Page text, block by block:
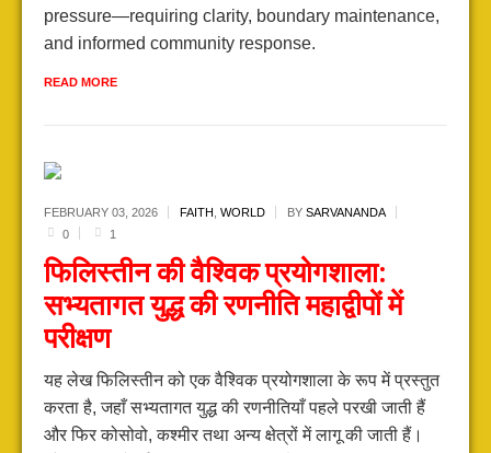
pressure—requiring clarity, boundary maintenance,
and informed community response.
READ MORE
FEBRUARY 03, 2026 FAITH , WORLD BY SARVANANDA
0
1
फिलिस्तीन की वैश्विक प्रयोगशाला:
सभ्यतागत युद्ध की रणनीति महाद्वीपों में
परीक्षण
यह लेख फिलिस्तीन को एक वैश्विक प्रयोगशाला के रूप में प्रस्तुत
करता है, जहाँ सभ्यतागत युद्ध की रणनीतियाँ पहले परखी जाती हैं
और फिर कोसोवो, कश्मीर तथा अन्य क्षेत्रों में लागू की जाती हैं।